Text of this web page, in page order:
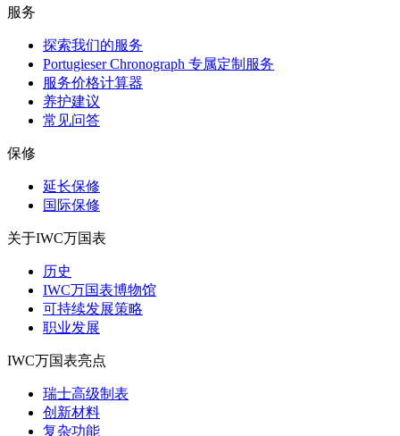
服务
探索我们的服务
Portugieser Chronograph 专属定制服务
服务价格计算器
养护建议
常见问答
保修
延长保修
国际保修
关于IWC万国表
历史
IWC万国表博物馆
可持续发展策略
职业发展
IWC万国表亮点
瑞士高级制表
创新材料
复杂功能